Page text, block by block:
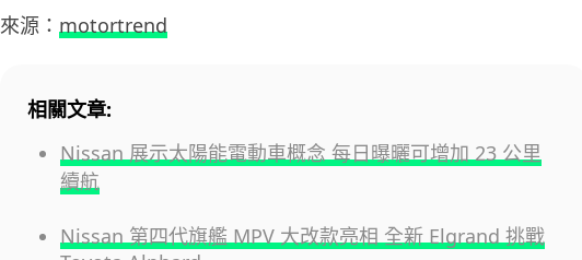
來源： motortrend
相關文章:
Nissan 展示太陽能電動車概念 每日曝曬可增加 23 公里
續航
Nissan 第四代旗艦 MPV 大改款亮相 全新 Elgrand 挑戰